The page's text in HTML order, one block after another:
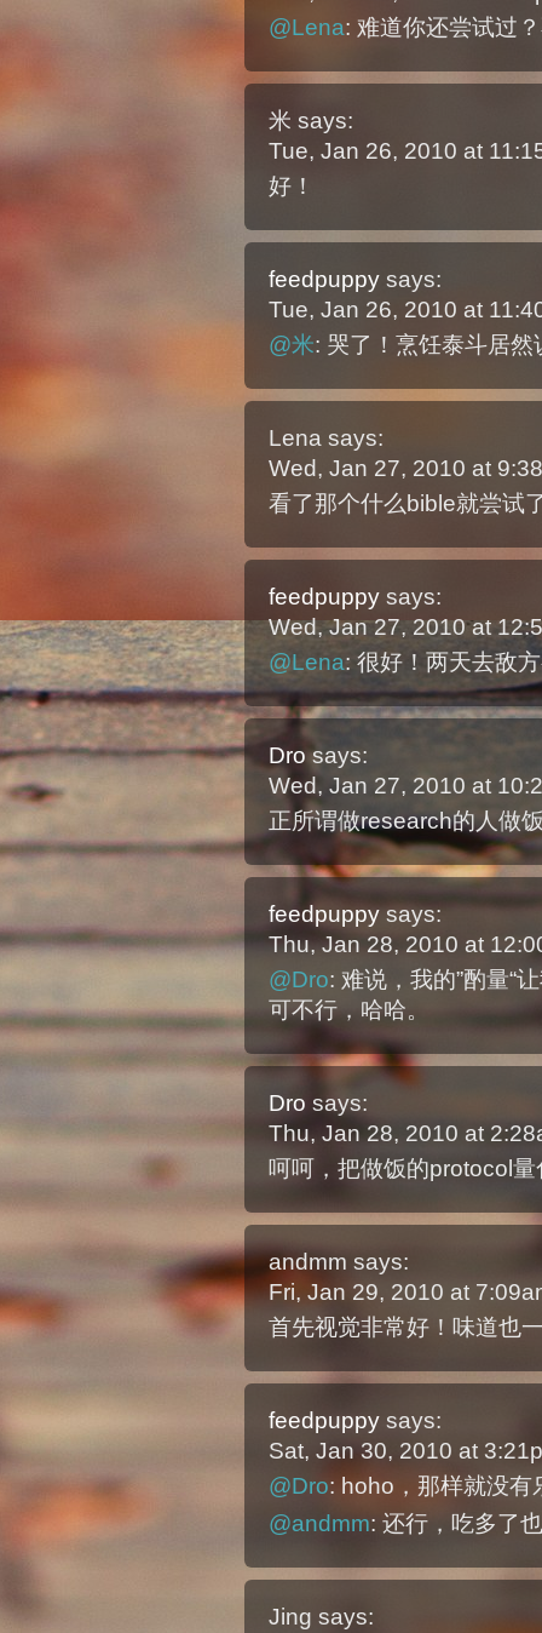
@Lena: 难道你还尝试过
米 says:
Tue, Jan 26, 2010 at
好！
feedpuppy says:
Tue, Jan 26, 2010 at
@米: 哭了！烹饪泰斗居
Lena says:
Wed, Jan 27, 2010 at
看了那个什么bible就尝试
feedpuppy says:
Wed, Jan 27, 2010 at
@Lena: 很好！两天去敌
Dro says:
Wed, Jan 27, 2010 at
正所谓做research的人做
feedpuppy says:
Thu, Jan 28, 2010 at
@Dro: 难说，我的”酌量“
可不行，哈哈。
Dro says:
Thu, Jan 28, 2010 at
呵呵，把做饭的protocol
andmm says:
Fri, Jan 29, 2010 at
首先视觉非常好！味道也
feedpuppy says:
Sat, Jan 30, 2010 at
@Dro: hoho，那样就没有
@andmm: 还行，吃多了
Jing says: